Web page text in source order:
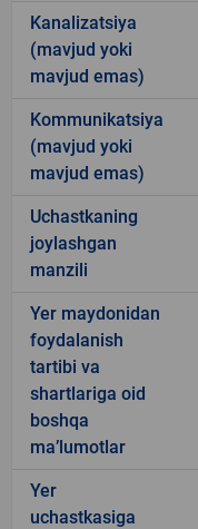
Kanalizatsiya
(mavjud yoki
mavjud emas)
Kommunikatsiya
(mavjud yoki
mavjud emas)
Uchastkaning
joylashgan
manzili
Yer maydonidan
foydalanish
tartibi va
shartlariga oid
boshqa
ma’lumotlar
Yer
uchastkasiga